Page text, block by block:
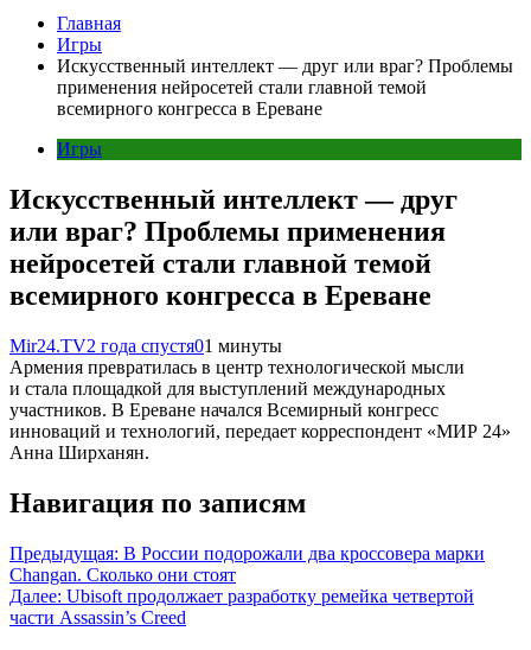
Главная
Игры
Искусственный интеллект — друг или враг? Проблемы
применения нейросетей стали главной темой
всемирного конгресса в Ереване
Игры
Искусственный интеллект — друг
или враг? Проблемы применения
нейросетей стали главной темой
всемирного конгресса в Ереване
Mir24.TV2 года спустя01 минуты
Армения превратилась в центр технологической мысли
и стала площадкой для выступлений международных
участников. В Ереване начался Всемирный конгресс
инноваций и технологий, передает корреспондент «МИР 24»
Анна Ширханян.
Навигация по записям
Предыдущая: В России подорожали два кроссовера марки
Changan. Сколько они стоят
Далее: Ubisoft продолжает разработку ремейка четвертой
части Assassin’s Creed